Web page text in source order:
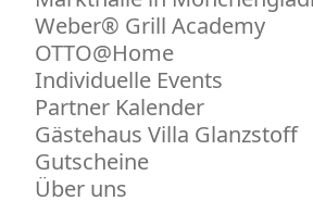
Weber® Grill Academy
OTTO@Home
Individuelle Events
Partner Kalender
Gästehaus Villa Glanzstoff
Gutscheine
Über uns